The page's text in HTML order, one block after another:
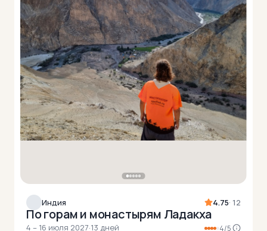
Индия 4.75· 12
По горам и монастырям Ладакха
4 – 16 июля 2027·13 дней 4/5